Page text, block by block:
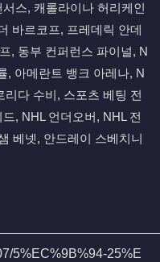
스, 캐롤라이나 허리케인
바르코프, 프레데릭 안데
, 동부 컨퍼런스 파이널, N
, 아메란트 뱅크 아레나, N
리다 수비, 스포츠 베팅 전
, NHL 언더오버, NHL 전
베넷, 안드레이 스베치니
5%EC%9B%94-25%E